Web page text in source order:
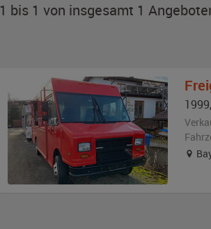
1 bis 1 von insgesamt 1
1999,